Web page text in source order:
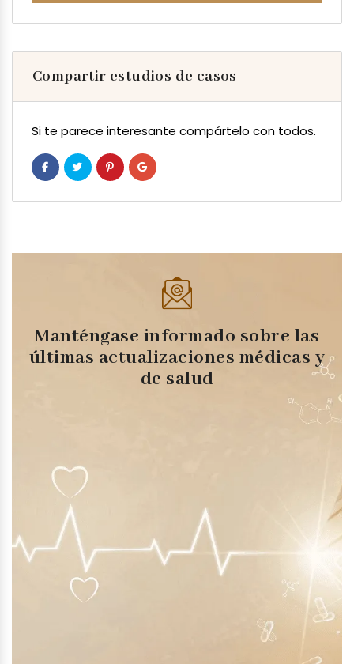
Compartir estudios de casos
Si te parece interesante compártelo con todos.
Manténgase informado sobre las
últimas actualizaciones médicas y
de salud